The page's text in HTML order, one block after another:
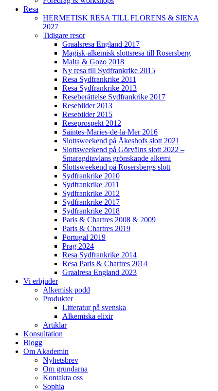
Resa
HERMETISK RESA TILL FLORENS & SIENA
2027
Tidigare resor
Graalsresa England 2017
Magisk-alkemisk slottsresa till Rosersberg
Malta & Gozo 2018
Ny resa till Sydfrankrike 2015
Resa Sydfrankrike 2011
Resa Sydfrankrike 2013
Reseberättelse Sydfrankrike 2017
Resebilder 2013
Resebilder 2015
Reseprospekt 2012
Saintes-Maries-de-la-Mer 2016
Slottsweekend på Åkeshofs slott 2021
Slottsweekend på Görvälns slott 2022 –
Smaragdtavlans grönskande alkemi
Slottsweekend på Rosersbergs slott
Sydfrankrike 2010
Sydfrankrike 2011
Sydfrankrike 2012
Sydfrankrike 2017
Sydfrankrike 2018
Paris & Chartres 2008 & 2009
Paris & Chartres 2019
Portugal 2019
Prag 2024
Resa Sydfrankrike 2014
Resa Paris & Chartres 2014
Graalresa England 2023
Vi erbjuder
Alkemisk podd
Produkter
Litteratur på svenska
Alkemiska elixir
Artiklar
Konsultation
Blogg
Om Akademin
Nyhetsbrev
Om grundarna
Kontakta oss
Sophia